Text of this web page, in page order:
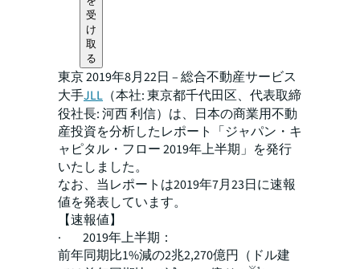
受
け
取
る
東京 2019年8月22日 – 総合不動産サービス
大手JLL （本社: 東京都千代田区、代表取締
役社長: 河西 利信）は、日本の商業用不動
産投資を分析したレポート「ジャパン・キ
ャピタル・フロー 2019年上半期」を発行
いたしました。
なお、当レポートは2019年7月23日に速報
値を発表しています。
【速報値】
· 2019年上半期：
前年同期比1%減の2兆2,270億円（ドル建